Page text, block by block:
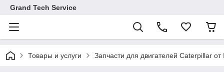
Grand Tech Service
Товары и услуги Запчасти для двигателей Caterpillar от